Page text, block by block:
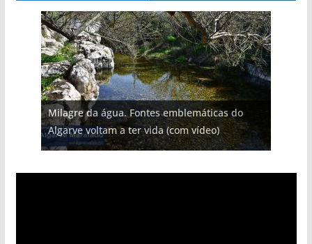
Milagre da água. Fontes emblemáticas do
Algarve voltam a ter vida (com vídeo)
Tapas do mar a 3 euros cada. Nova rota
gastronómica nasce no Algarve
Foto do dia: uma cidade algarvia que cresceu
entre redes e fábricas
Projeto milionário: investimento de 108
milhões de euros na construção de dois
hotéis (com vídeo)
Tempestades roubam areia de praias e põem
arribas em risco no Algarve (com vídeo)